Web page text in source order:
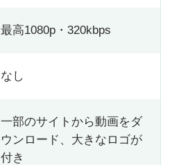
最高1080p・320kbps
なし
一部のサイトから動画をダ
ウンロード、大きなロゴが
付き